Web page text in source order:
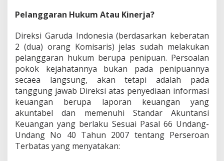
Pelanggaran Hukum Atau Kinerja?
Direksi Garuda Indonesia (berdasarkan keberatan
2 (dua) orang Komisaris) jelas sudah melakukan
pelanggaran hukum berupa penipuan. Persoalan
pokok kejahatannya bukan pada penipuannya
secaea langsung, akan tetapi adalah pada
tanggung jawab Direksi atas penyediaan informasi
keuangan berupa laporan keuangan yang
akuntabel dan memenuhi Standar Akuntansi
Keuangan yang berlaku Sesuai Pasal 66 Undang-
Undang No 40 Tahun 2007 tentang Perseroan
Terbatas yang menyatakan: